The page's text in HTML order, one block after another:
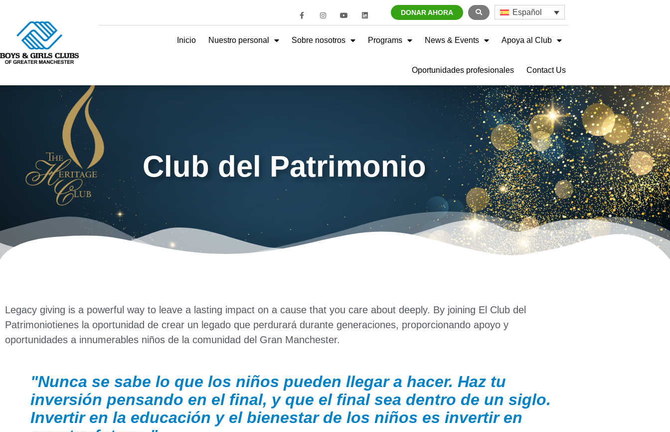
DONAR AHORA Español
Inicio Nuestro personal Sobre nosotros Programs News & Events Apoya al Club
Oportunidades profesionales Contact Us
Club del Patrimonio
Legacy giving is a powerful way to leave a lasting impact on a cause that you care about deeply. By joining El Club del
Patrimoniotienes la oportunidad de crear un legado que perdurará durante generaciones, proporcionando apoyo y
oportunidades a innumerables niños de la comunidad del Gran Manchester.
"Nunca se sabe lo que los niños pueden llegar a hacer. Haz tu
inversión pensando en el final, y que el final sea dentro de un siglo.
Invertir en la educación y el bienestar de los niños es invertir en